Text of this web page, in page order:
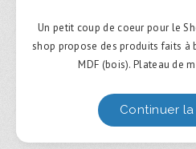
Un petit coup de coeur pour le
shop propose des produits faits à
MDF (bois). Plateau de
Continuer